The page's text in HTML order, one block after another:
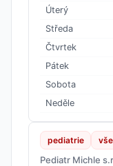
Úterý
Středa
Čtvrtek
Pátek
Sobota
Neděle
pediatrie
Pediatr Michle